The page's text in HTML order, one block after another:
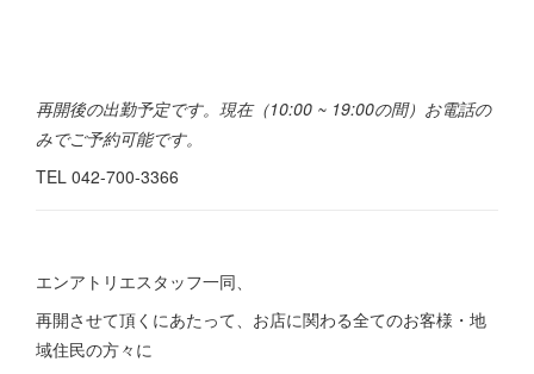
再開後の出勤予定です。現在（10:00 ~ 19:00の間）お電話の
みでご予約可能です。
TEL 042-700-3366
エンアトリエスタッフ一同、
再開させて頂くにあたって、お店に関わる全てのお客様・地
域住民の方々に